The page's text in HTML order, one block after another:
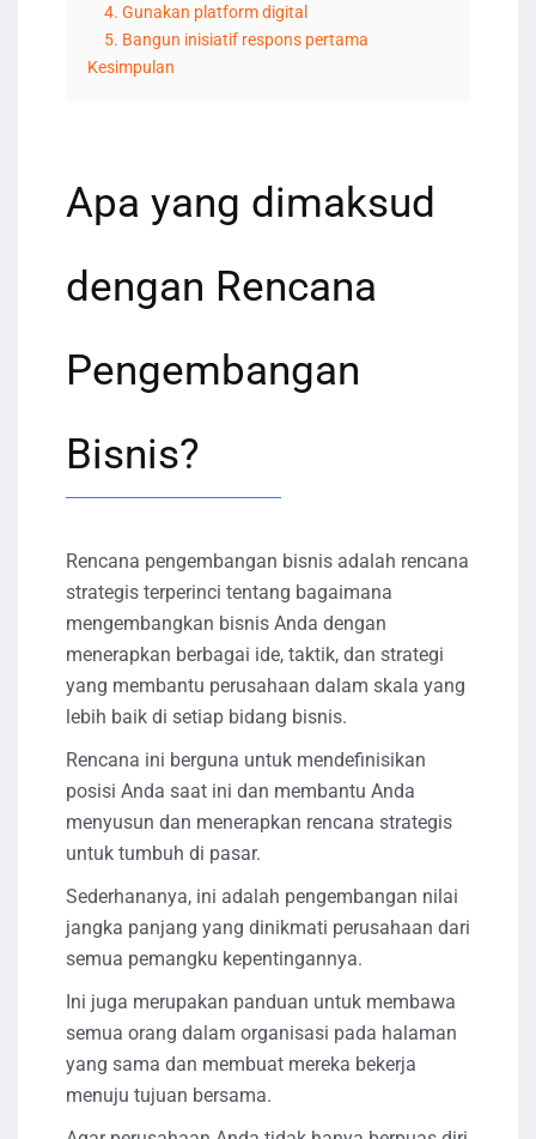
4. Gunakan platform digital
5. Bangun inisiatif respons pertama
Kesimpulan
Apa yang dimaksud
dengan Rencana
Pengembangan
Bisnis?
Rencana pengembangan bisnis adalah rencana
strategis terperinci tentang bagaimana
mengembangkan bisnis Anda dengan
menerapkan berbagai ide, taktik, dan strategi
yang membantu perusahaan dalam skala yang
lebih baik di setiap bidang bisnis.
Rencana ini berguna untuk mendefinisikan
posisi Anda saat ini dan membantu Anda
menyusun dan menerapkan rencana strategis
untuk tumbuh di pasar.
Sederhananya, ini adalah pengembangan nilai
jangka panjang yang dinikmati perusahaan dari
semua pemangku kepentingannya.
Ini juga merupakan panduan untuk membawa
semua orang dalam organisasi pada halaman
yang sama dan membuat mereka bekerja
menuju tujuan bersama.